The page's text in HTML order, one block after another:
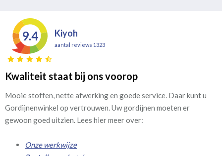
9.4 Kiyoh
aantal reviews 1323
Kwaliteit staat bij ons voorop
Mooie stoffen, nette afwerking en goede service. Daar kunt u
Gordijnenwinkel op vertrouwen. Uw gordijnen moeten er
gewoon goed uitzien. Lees hier meer over:
Onze werkwijze